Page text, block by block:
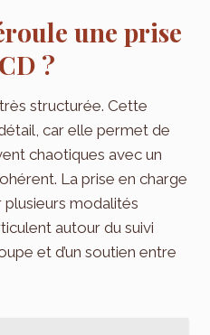
une prise
?
structurée. Cette
car elle permet de
chaotiques avec un
La prise en charge
modalités
autour du suivi
et d’un soutien entre